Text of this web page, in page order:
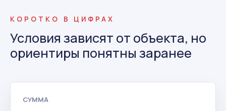
КОРОТКО В ЦИФРАХ
Условия зависят от объекта, но
ориентиры понятны заранее
СУММА